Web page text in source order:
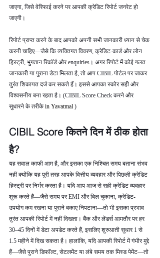
जाएगा, जिसे वेरिफाई करने पर आपकी क्रेडिट रिपोर्ट जनरेट हो
जाएगी।
रिपोर्ट प्राप्त करने के बाद आपको अपनी सभी जानकारी ध्यान से चेक
करनी चाहिए—जैसे कि व्यक्तिगत विवरण, क्रेडिट-कार्ड और लोन
हिस्ट्री, भुगतान रिकॉर्ड और enquiries। अगर रिपोर्ट में कोई गलत
जानकारी या पुराना डेटा मिलता है, तो आप CIBIL पोर्टल पर जाकर
तुरंत शिकायत दर्ज कर सकते हैं। इससे आपका स्कोर सही और
विश्वसनीय बना रहता है। (CIBIL Score Check करने और
सुधारने के तरीके in Yavatmal )
CIBIL Score कितने दिन में ठीक होता
है?
यह सवाल काफी आम है, और इसका एक निश्चित समय बताना संभव
नहीं क्योंकि यह पूरी तरह आपके वित्तीय व्यवहार और पिछली क्रेडिट
हिस्ट्री पर निर्भर करता है। यदि आप आज से सही क्रेडिट व्यवहार
शुरू करते हैं—जैसे समय पर EMI और बिल चुकाना, क्रेडिट-
उपयोग कम रखना या पुराने बकाए निपटाना—तो भी इसका प्रभाव
तुरंत आपकी रिपोर्ट में नहीं दिखता। बैंक और लेंडर्स आमतौर पर हर
30–45 दिनों में डेटा अपडेट करते हैं, इसलिए शुरुआती सुधार 1 से
1.5 महीने में दिख सकता है। हालांकि, यदि आपकी रिपोर्ट में गंभीर मुद्दे
हैं—जैसे पुराने डिफॉल्ट, सेटलमेंट या लंबे समय तक मिस्ड पेमेंट—तो